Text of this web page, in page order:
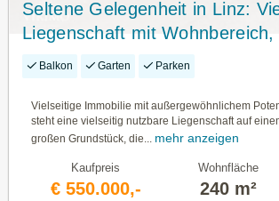
Seltene Gelegenheit in Linz:
Liegenschaft mit Wohnbereich,
Lager & großem
Balkon Garten Parken
Vielseitige Immobilie mit außergewöhnlichem
steht eine vielseitig nutzbare Liegenschaft auf
großen Grundstück, die...
mehr anzeigen
Kaufpreis
€ 550.000,-
Wohnfläche
240 m²